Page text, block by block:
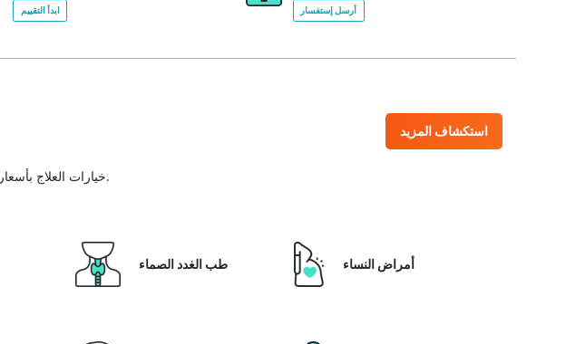
ابدأ التقييم أرسل إستفسار
استكشاف المزيد
خيارات العلاج بأسعار معقولة مع جميع النطاقات الممكنة من الإجراءات الطبية للاختيار من بينها مع أفضل جودة للرعاية الصحية في البلاد.
طب الغدد الصماء أمراض النساء